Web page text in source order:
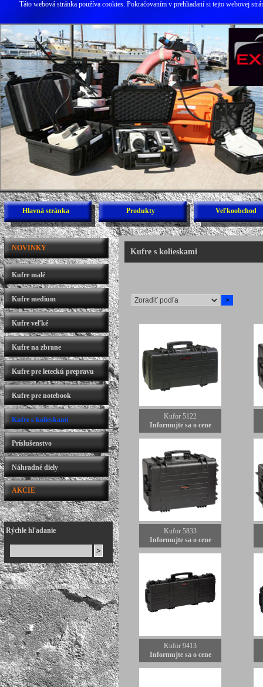
Táto webová stránka používa cookies. Pokračovaním v prehliadaní si tejto webovej
Hlavná stránka Produkty Veľkoobchod
NOVINKY
Kufre malé
Kufre medium
Kufre veľké
Kufre na zbrane
Kufre pre leteckú prepravu
Kufre pre notebook
Kufre s kolieskami
Príslušenstvo
Náhradné diely
AKCIE
Rýchle hľadanie
Kufre s kolieskami
Kufor 5122
Informujte sa o cene
Kufor 5833
Informujte sa o cene
Kufor 9413
Informujte sa o cene